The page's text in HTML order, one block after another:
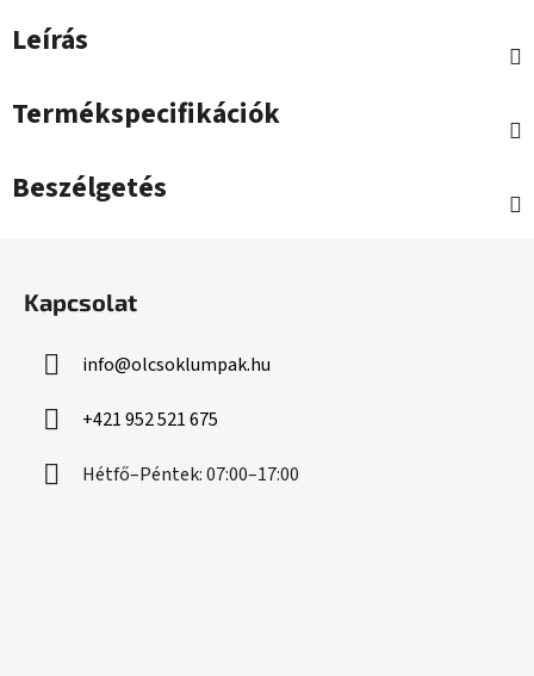
Leírás
Termékspecifikációk
Beszélgetés
Kapcsolat
info@olcsoklumpak.hu
+421 952 521 675
Hétfő–Péntek: 07:00–17:00